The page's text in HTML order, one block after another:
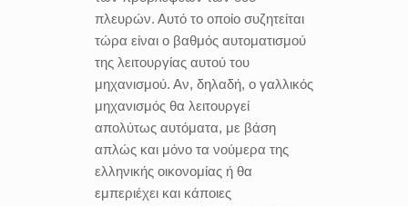
πλευρών. Αυτό το οποίο συζητείται
τώρα είναι ο βαθμός αυτοματισμού
της λειτουργίας αυτού του
μηχανισμού. Αν, δηλαδή, ο γαλλικός
μηχανισμός θα λειτουργεί
απολύτως αυτόματα, με βάση
απλώς και μόνο τα νούμερα της
ελληνικής οικονομίας ή θα
εμπεριέχει και κάποιες